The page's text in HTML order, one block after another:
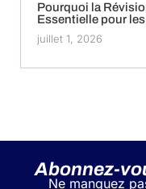
Pourquoi la
Essentielle pour
juillet 1, 2026
Abonnez-
Ne manquez